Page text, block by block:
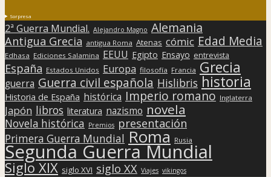
Sorpresa
2ª Guerra Mundial. Alejandro Magno Alemania
Antigua Grecia antigua Roma Atenas cómic Edad Media
Edhasa Ediciones Salamina EEUU Egipto Ensayo entrevista
España Estados Unidos Europa filosofía Francia Grecia
guerra Guerra civil española Hislibris historia
Historia de España histórica Imperio romano Inglaterra
Japón libros literatura nazismo novela
Novela histórica Premios presentación
Primera Guerra Mundial Roma Rusia
Segunda Guerra Mundial
Siglo XIX siglo XVI siglo XX Viajes vikingos